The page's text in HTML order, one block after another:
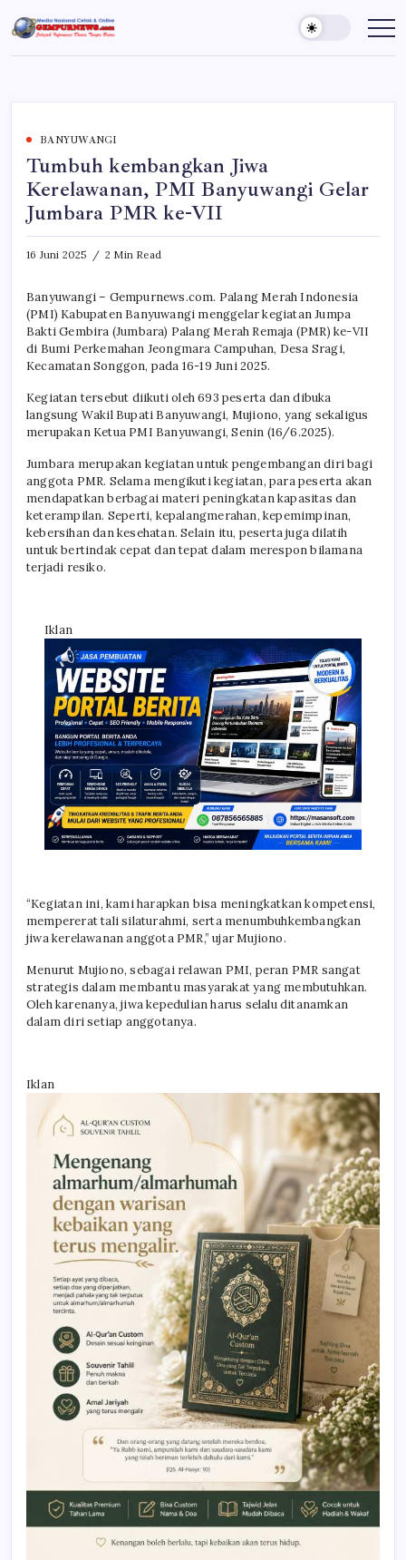
to
content
Gempur
News
Jelajah
Dunia
BANYUWANGI
Tumbuh kembangkan Jiwa
Kerelawanan, PMI Banyuwangi Gelar
Jumbara PMR ke-VII
16 Juni 2025 2 Min Read
Banyuwangi – Gempurnews.com. Palang Merah Indonesia
(PMI) Kabupaten Banyuwangi menggelar kegiatan Jumpa
Bakti Gembira (Jumbara) Palang Merah Remaja (PMR) ke-VII
di Bumi Perkemahan Jeongmara Campuhan, Desa Sragi,
Kecamatan Songgon, pada 16-19 Juni 2025.
Kegiatan tersebut diikuti oleh 693 peserta dan dibuka
langsung Wakil Bupati Banyuwangi, Mujiono, yang sekaligus
merupakan Ketua PMI Banyuwangi, Senin (16/6.2025).
Jumbara merupakan kegiatan untuk pengembangan diri bagi
anggota PMR. Selama mengikuti kegiatan, para peserta akan
mendapatkan berbagai materi peningkatan kapasitas dan
keterampilan. Seperti, kepalangmerahan, kepemimpinan,
kebersihan dan kesehatan. Selain itu, peserta juga dilatih
untuk bertindak cepat dan tepat dalam merespon bilamana
terjadi resiko.
Iklan
“Kegiatan ini, kami harapkan bisa meningkatkan kompetensi,
mempererat tali silaturahmi, serta menumbuhkembangkan
jiwa kerelawanan anggota PMR,” ujar Mujiono.
Menurut Mujiono, sebagai relawan PMI, peran PMR sangat
strategis dalam membantu masyarakat yang membutuhkan.
Oleh karenanya, jiwa kepedulian harus selalu ditanamkan
dalam diri setiap anggotanya.
Iklan